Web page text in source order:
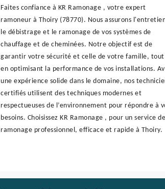
Faites confiance à KR Ramonage , votre expert
ramoneur à Thoiry (78770). Nous assurons
le débistrage et le ramonage de vos systèmes de
chauffage et de cheminées. Notre objectif est de
garantir votre sécurité et celle de votre famille, tout
en optimisant la performance de vos installations.
une expérience solide dans le domaine, nos
certifiés utilisent des techniques modernes et
respectueuses de l’environnement pour répondre à
besoins. Choisissez KR Ramonage , pour un service de
ramonage professionnel, efficace et rapide à Thoiry.